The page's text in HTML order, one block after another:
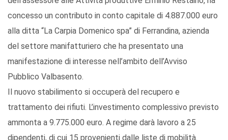
concesso un contributo in conto capitale di 4.887.000 euro
alla ditta “La Carpia Domenico spa” di Ferrandina, azienda
del settore manifatturiero che ha presentato una
manifestazione di interesse nell’ambito dell’Avviso
Pubblico Valbasento.
Il nuovo stabilimento si occuperà del recupero e
trattamento dei rifiuti. L’investimento complessivo previsto
ammonta a 9.775.000 euro. A regime darà lavoro a 25
dipendenti, di cui 15 provenienti dalle liste di mobilità.